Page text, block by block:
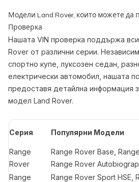
Модели Land Rover, които можете да
Проверка
Нашата VIN проверка поддържа
Rover от различни серии.
спортно купе, луксозен седан,
електрически автомобил, нашата
предоставя детайлна информация
модел Land Rover.
Серия Популярни Модели
Range
Rover
Range Rover Base,
Range Rover
Range
Range Rover Sport HSE,